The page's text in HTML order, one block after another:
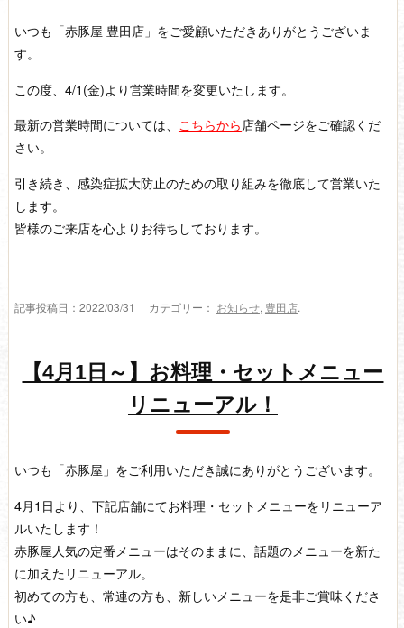
いつも「赤豚屋 豊田店」をご愛顧いただきありがとうございま
す。
この度、4/1(金)より営業時間を変更いたします。
最新の営業時間については、 こちらから店舗ページをご確認くだ
さい。
引き続き、感染症拡大防止のための取り組みを徹底して営業いた
します。
皆様のご来店を心よりお待ちしております。
記事投稿日：2022/03/31 カテゴリー： お知らせ, 豊田店.
【4月1日～】お料理・セットメニュー
リニューアル！
いつも「赤豚屋」をご利用いただき誠にありがとうございます。
4月1日より、下記店舗にてお料理・セットメニューをリニューア
ルいたします！
赤豚屋人気の定番メニューはそのままに、話題のメニューを新た
に加えたリニューアル。
初めての方も、常連の方も、新しいメニューを是非ご賞味くださ
い♪